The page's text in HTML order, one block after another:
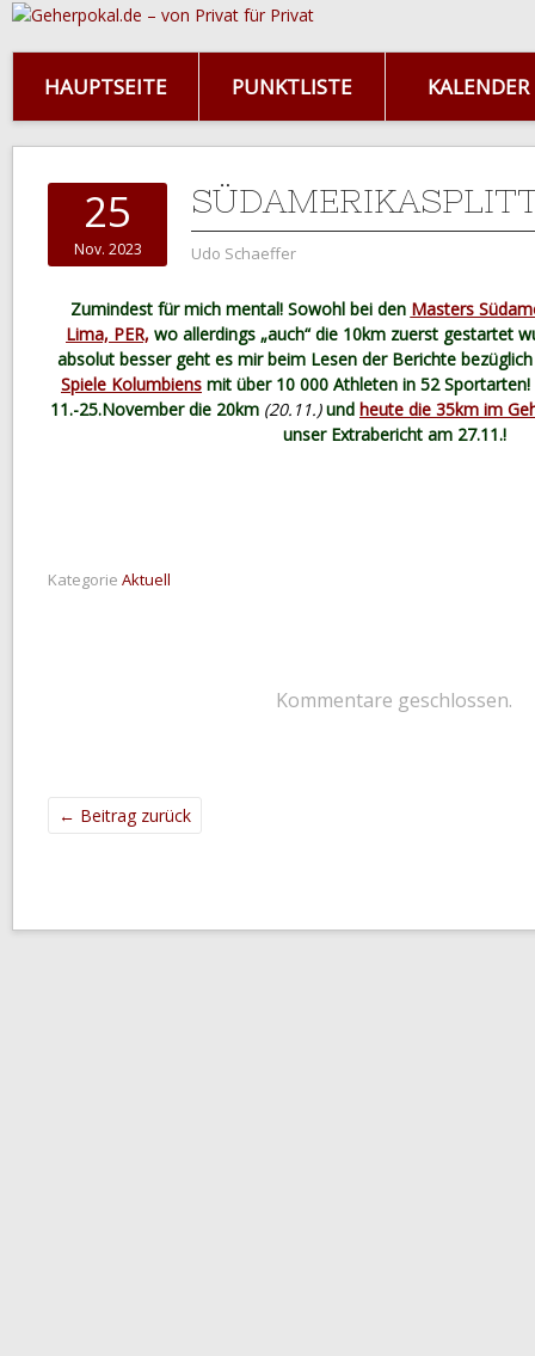
HAUPTSEITE PUNKTLISTE KALENDER
25
Nov. 2023 Udo Schaeffer
Zumindest für mich mental! Sowohl bei den Masters
Lima, PER, wo allerdings „auch“ die 10km zuerst gestartet
absolut besser geht es mir beim Lesen der Berichte
Spiele Kolumbiens mit über 10 000 Athleten in 52
11.-25.November die 20km (20.11.)und heute die 35km im
unser Extrabericht am 27.11.!
Kategorie Aktuell
Kommentare geschlossen.
← Beitrag zurück